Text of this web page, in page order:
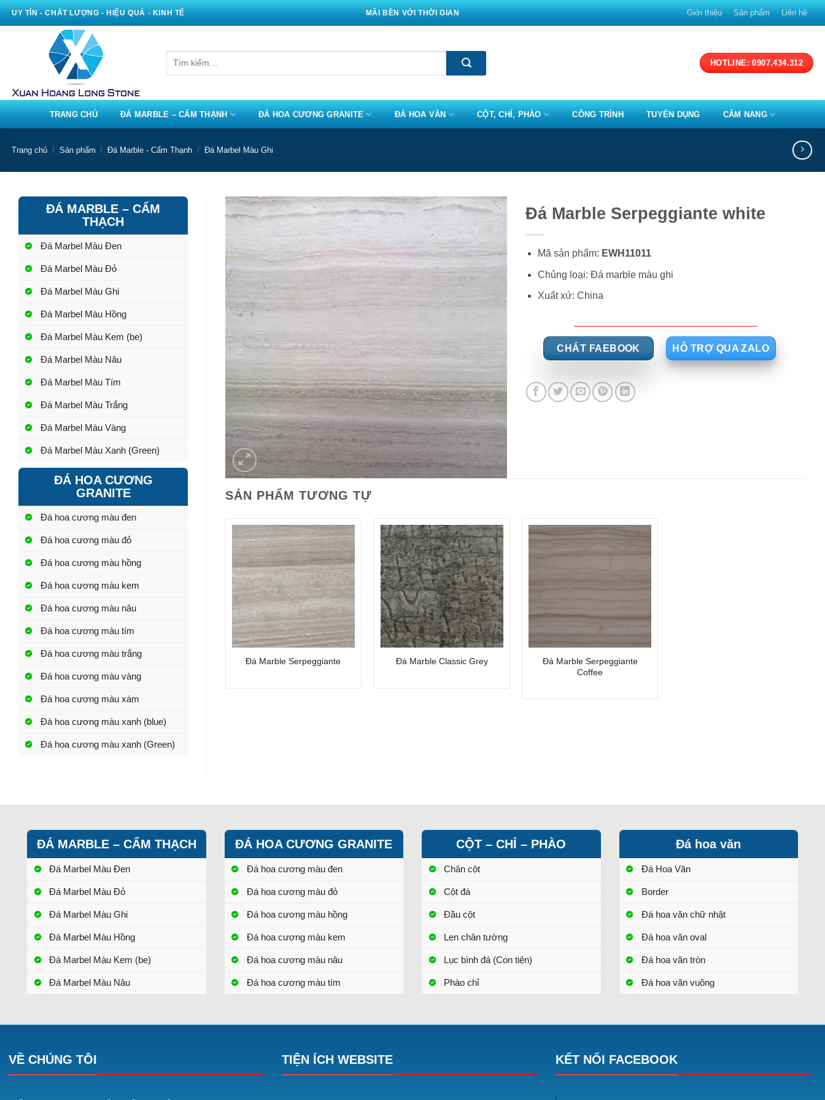
Bỏ
UY TÍN - CHẤT LƯỢNG - HIỆU QUẢ - KINH TẾ MÃI BỀN VỚI THỜI GIAN Giới thiệu Sản phẩm Liên hệ
kiếm:
HOTLINE: 0907.434.312
TRANG CHỦ ĐÁ MARBLE – CẨM THẠNH ĐÁ HOA CƯƠNG GRANITE ĐÁ HOA VĂN CỘT, CHỈ, PHÀO CÔNG TRÌNH TUYỂN DỤNG CẨM NANG
Trang chủ / Sản phẩm / Đá Marble - Cẩm Thạnh / Đá Marbel Màu Ghi
ĐÁ MARBLE – CẨM
THẠCH
Đá Marbel Màu Đen
Đá Marbel Màu Đỏ
Đá Marbel Màu Ghi
Đá Marbel Màu Hồng
Đá Marbel Màu Kem (be)
Đá Marbel Màu Nâu
Đá Marbel Màu Tím
Đá Marbel Màu Trắng
Đá Marbel Màu Vàng
Đá Marbel Màu Xanh (Green)
ĐÁ HOA CƯƠNG
GRANITE
Đá hoa cương màu đen
Đá hoa cương màu đỏ
Đá hoa cương màu hồng
Đá hoa cương màu kem
Đá hoa cương màu nâu
Đá hoa cương màu tím
Đá hoa cương màu trắng
Đá hoa cương màu vàng
Đá hoa cương màu xám
Đá hoa cương màu xanh (blue)
Đá hoa cương màu xanh (Green)
Đá Marble Serpeggiante white
Mã sản phẩm: EWH11011
Chủng loại: Đá marble màu ghi
Xuất xứ: China
CHÁT FAEBOOK HỖ TRỢ QUA ZALO
SẢN PHẨM TƯƠNG TỰ
Đá Marble Serpeggiante Đá Marble Classic Grey
Đá Marble Serpeggiante
Coffee
ĐÁ MARBLE – CẨM THẠCH
Đá Marbel Màu Đen
Đá Marbel Màu Đỏ
Đá Marbel Màu Ghi
Đá Marbel Màu Hồng
Đá Marbel Màu Kem (be)
Đá Marbel Màu Nâu
ĐÁ HOA CƯƠNG GRANITE
Đá hoa cương màu đen
Đá hoa cương màu đỏ
Đá hoa cương màu hồng
Đá hoa cương màu kem
Đá hoa cương màu nâu
Đá hoa cương màu tím
CỘT – CHỈ – PHÀO
Chân cột
Cột đá
Đầu cột
Len chân tường
Lục bình đá (Con tiện)
Phào chỉ
Đá hoa văn
Đá Hoa Văn
Border
Đá hoa văn chữ nhật
Đá hoa văn oval
Đá hoa văn tròn
Đá hoa văn vuông
VỀ CHÚNG TÔI TIỆN ÍCH WEBSITE KẾT NỐI FACEBOOK